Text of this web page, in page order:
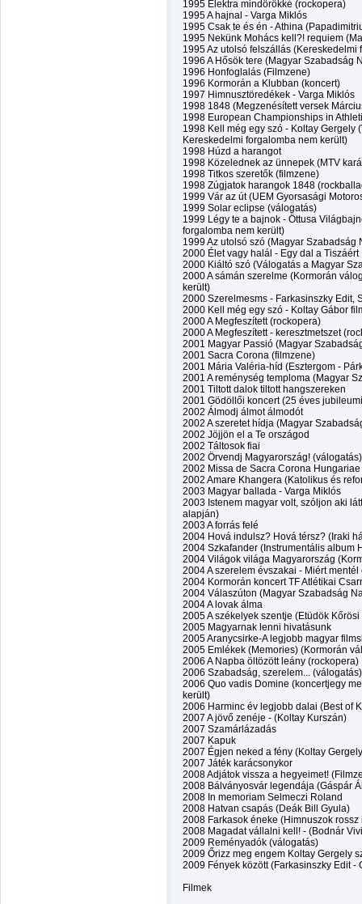
1995 Elektra mindörökké (rockopera)
1995 A hajnal - Varga Miklós
1995 Csak te és én - Athina
1995 Nekünk Mohács kell?! requiem
1995 Az utolsó felszállás (Kereskedelmi
1996 A Hősök tere (Magyar Szabadság
1996 Honfoglalás (Filmzene)
1996 Kormorán a Klubban (koncert)
1997 Himnusztöredékek - Varga Miklós
1998 1848 (Megzenésített versek
1998 European Championships in
1998 Kell még egy szó - Koltay
Kereskedelmi forgalomba nem került)
1998 Húzd a harangot
1998 Közelednek az ünnepek (MTV
1998 Titkos szeretők (filmzene)
1998 Zúgjatok harangok 1848
1999 Vár az út (UEM Gyorsasági
1999 Solar eclipse (válogatás)
1999 Légy te a bajnok - Öttusa
forgalomba nem került)
1999 Az utolsó szó (Magyar Szabadság
2000 Élet vagy halál - Egy dal a Tiszáért
2000 Kiáltó szó (Válogatás a Magyar
2000 A sámán szerelme (Kormorán
került)
2000 Szerelmesms - Farkasinszky Edit,
2000 Kell még egy szó - Koltay Gábor
2000 A Megfeszített (rockopera)
2000 A Megfeszített - keresztmetszet
2001 Magyar Passió (Magyar
2001 Sacra Corona (filmzene)
2001 Mária Valéria-híd (Esztergom -
2001 A reménység temploma (Magyar
2001 Tiltott dalok tiltott hangszereken
2001 Gödöllői koncert (25 éves
2002 Álmodj álmot álmodót
2002 A szeretet hídja (Magyar
2002 Jöjjön el a Te országod
2002 Táltosok fiai
2002 Örvendj Magyarország! (válogatás)
2002 Missa de Sacra Corona Hungariae
2002 Amare Khangera (Katolikus és
2003 Magyar ballada - Varga Miklós
2003 Istenem magyar volt, szóljon aki
alapján)
2003 A forrás felé
2004 Hová indulsz? Hová térsz? (Iraki
2004 Szkafander (Instrumentális album
2004 Világok világa Magyarország
2004 A szerelem évszakai - Miért
2004 Kormorán koncert TF Atlétikai
2004 Válaszúton (Magyar Szabadság
2004 A lovak álma
2005 A székelyek szentje (Etüdök
2005 Magyarnak lenni hivatásunk
2005 Aranycsirke-A legjobb magyar
2005 Emlékek (Memories) (Kormorán
2006 A Napba öltözött leány (rockopera)
2006 Szabadság, szerelem... (válogatás)
2006 Quo vadis Domine (koncertjegy
került)
2006 Harminc év legjobb dalai (Best of
2007 A jövő zenéje - (Koltay Kurszán)
2007 Szamárlázadás
2007 Kapuk
2007 Égjen neked a fény (Koltay
2007 Játék karácsonykor
2008 Adjátok vissza a hegyeimet!
2008 Bálványosvár legendája (Gáspár
2008 In memoriam Selmeczi Roland
2008 Hatvan csapás (Deák Bill Gyula)
2008 Farkasok éneke (Himnuszok rossz
2008 Magadat vállalni kell! - (Bodnár
2009 Reményadók (válogatás)
2009 Őrizz meg engem Koltay Gergely
2009 Fények között (Farkasinszky Edit -
Filmek